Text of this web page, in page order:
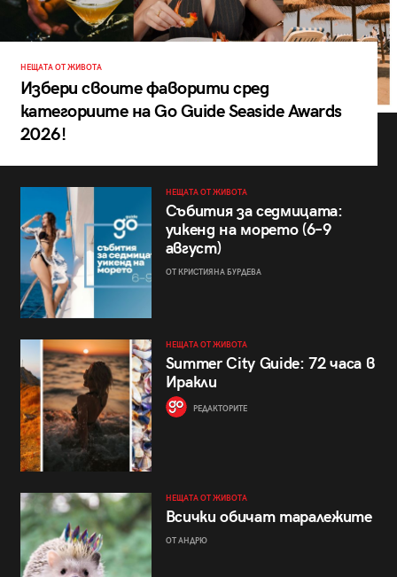
НЕЩАТА ОТ ЖИВОТА
Избери своите фаворити сред
категориите на Go Guide Seaside Awards
2026!
НЕЩАТА ОТ ЖИВОТА
Събития за седмицата:
уикенд на морето (6–9
август)
ОТ КРИСТИЯНА БУРДЕВА
НЕЩАТА ОТ ЖИВОТА
Summer City Guide: 72 часа в
Иракли
РЕДАКТОРИТЕ
НЕЩАТА ОТ ЖИВОТА
Всички обичат таралежите
ОТ АНДРЮ